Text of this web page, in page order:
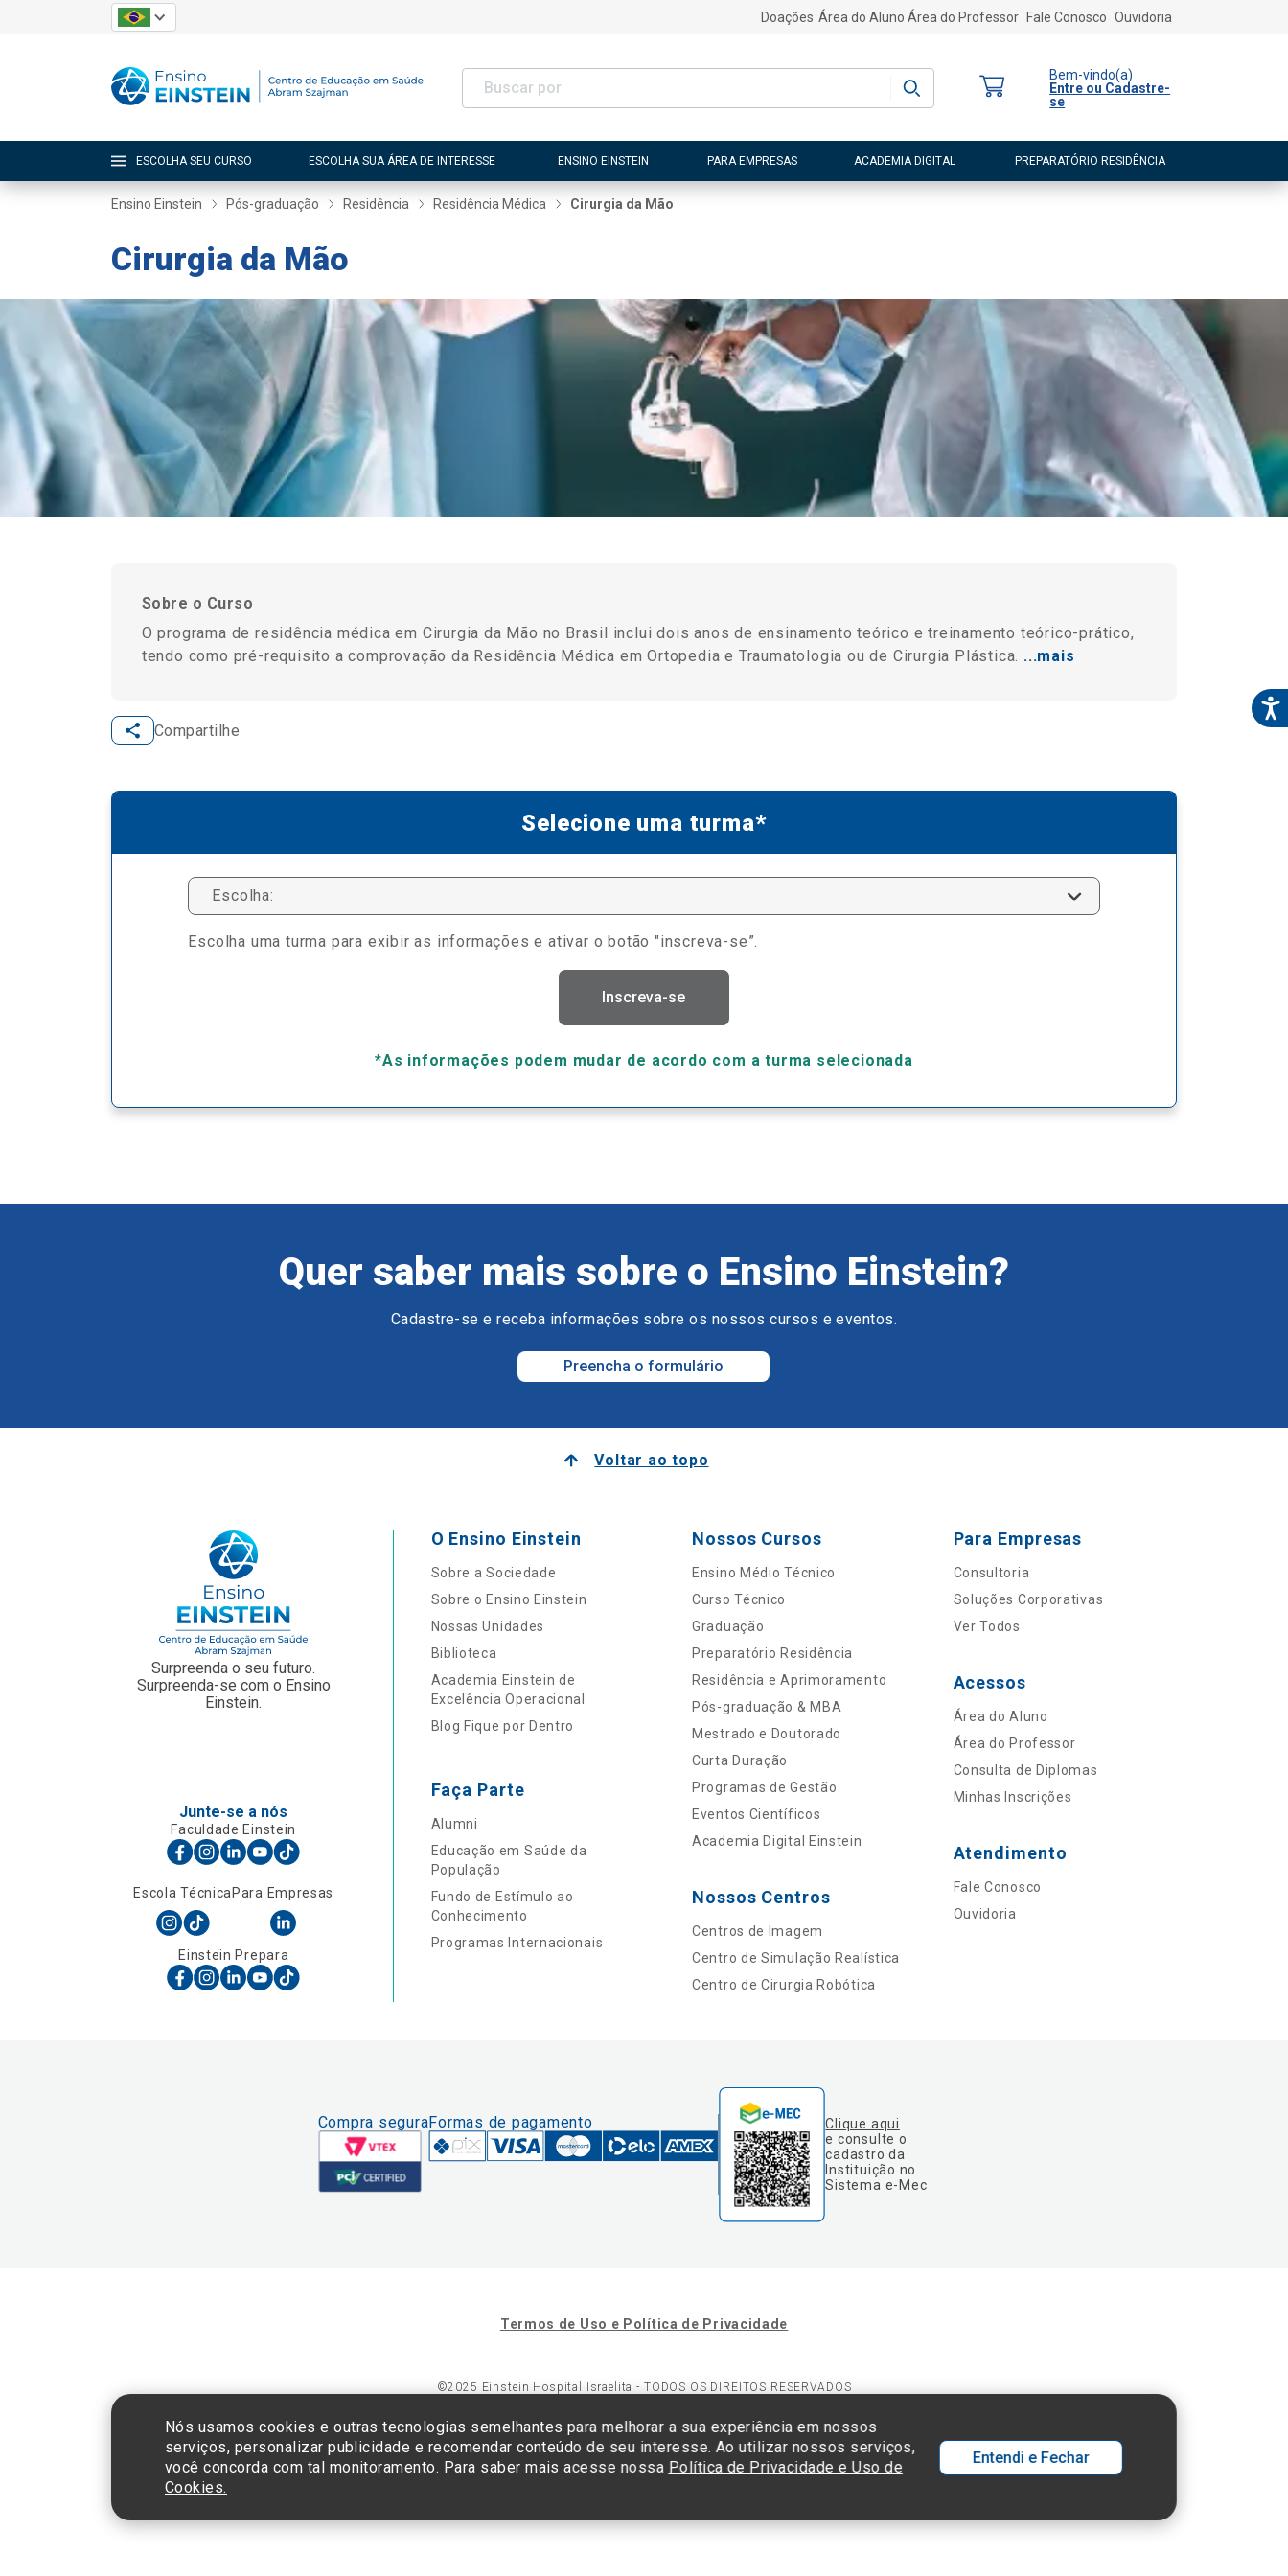
Doações Área do Aluno Área do Professor Fale Conosco Ouvidoria
Bem-vindo(a)
Entre ou Cadastre-
se
ESCOLHA SEU CURSO ESCOLHA SUA ÁREA DE INTERESSE ENSINO EINSTEIN PARA EMPRESAS ACADEMIA DIGITAL PREPARATÓRIO RESIDÊNCIA
Ensino Einstein Pós-graduação Residência Residência Médica Cirurgia da Mão
Cirurgia da Mão
Sobre o Curso
O programa de residência médica em Cirurgia da Mão no Brasil inclui dois anos de ensinamento teórico e treinamento teórico-prático,
tendo como pré-requisito a comprovação da Residência Médica em Ortopedia e Traumatologia ou de Cirurgia Plástica. ...mais
Compartilhe
Selecione uma turma*
Escolha:
Escolha uma turma para exibir as informações e ativar o botão "inscreva-se”.
Inscreva-se
*As informações podem mudar de acordo com a turma selecionada
Quer saber mais sobre o Ensino Einstein?
Cadastre-se e receba informações sobre os nossos cursos e eventos.
Preencha o formulário
Voltar ao topo
Surpreenda o seu futuro.
Surpreenda-se com o Ensino
Einstein.
Junte-se a nós
Faculdade Einstein
Escola TécnicaPara Empresas
Einstein Prepara
O Ensino Einstein
Sobre a Sociedade
Sobre o Ensino Einstein
Nossas Unidades
Biblioteca
Academia Einstein de
Excelência Operacional
Blog Fique por Dentro
Faça Parte
Alumni
Educação em Saúde da
População
Fundo de Estímulo ao
Conhecimento
Programas Internacionais
Nossos Cursos
Ensino Médio Técnico
Curso Técnico
Graduação
Preparatório Residência
Residência e Aprimoramento
Pós-graduação & MBA
Mestrado e Doutorado
Curta Duração
Programas de Gestão
Eventos Científicos
Academia Digital Einstein
Nossos Centros
Centros de Imagem
Centro de Simulação Realística
Centro de Cirurgia Robótica
Para Empresas
Consultoria
Soluções Corporativas
Ver Todos
Acessos
Área do Aluno
Área do Professor
Consulta de Diplomas
Minhas Inscrições
Atendimento
Fale Conosco
Ouvidoria
Compra seguraFormas de pagamento
Clique aqui
e consulte o
cadastro da
Instituição no
Sistema e-Mec
Termos de Uso e Política de Privacidade
©2025 Einstein Hospital Israelita - TODOS OS DIREITOS RESERVADOS
Nós usamos cookies e outras tecnologias semelhantes para melhorar a sua experiência em nossos
serviços, personalizar publicidade e recomendar conteúdo de seu interesse. Ao utilizar nossos serviços,
você concorda com tal monitoramento. Para saber mais acesse nossa Política de Privacidade e Uso de
Cookies.
Entendi e Fechar